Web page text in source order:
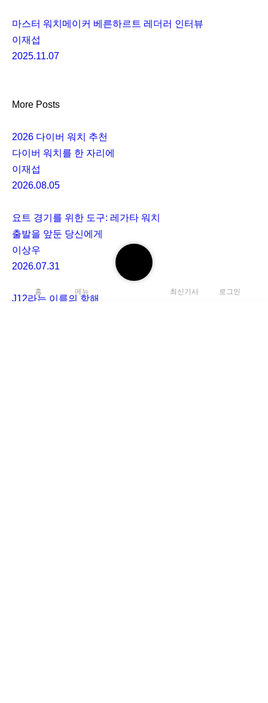
검
색
홈 메뉴 최신기사 로그인
마스터 워치메이커 베른하르트 레더러 인터뷰
이재섭
2025.11.07
More Posts
2026 다이버 워치 추천
다이버 워치를 한 자리에
이재섭
2026.08.05
요트 경기를 위한 도구: 레가타 워치
출발을 앞둔 당신에게
이상우
2026.07.31
J12라는 이름의 항해